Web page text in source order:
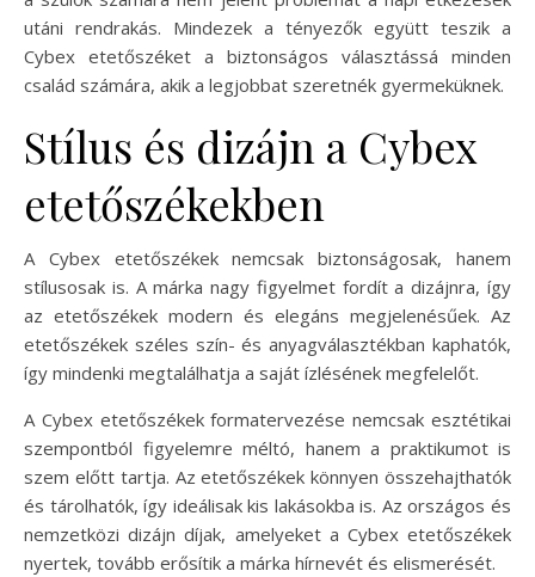
utáni rendrakás. Mindezek a tényezők együtt teszik a
Cybex etetőszéket a biztonságos választássá minden
család számára, akik a legjobbat szeretnék gyermeküknek.
Stílus és dizájn a Cybex
etetőszékekben
A Cybex etetőszékek nemcsak biztonságosak, hanem
stílusosak is. A márka nagy figyelmet fordít a dizájnra, így
az etetőszékek modern és elegáns megjelenésűek. Az
etetőszékek széles szín- és anyagválasztékban kaphatók,
így mindenki megtalálhatja a saját ízlésének megfelelőt.
A Cybex etetőszékek formatervezése nemcsak esztétikai
szempontból figyelemre méltó, hanem a praktikumot is
szem előtt tartja. Az etetőszékek könnyen összehajthatók
és tárolhatók, így ideálisak kis lakásokba is. Az országos és
nemzetközi dizájn díjak, amelyeket a Cybex etetőszékek
nyertek, tovább erősítik a márka hírnevét és elismerését.